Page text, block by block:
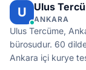
U Ulus
ANKARA
Ulus Tercüme,
bürosudur. 60
Ankara içi kurye